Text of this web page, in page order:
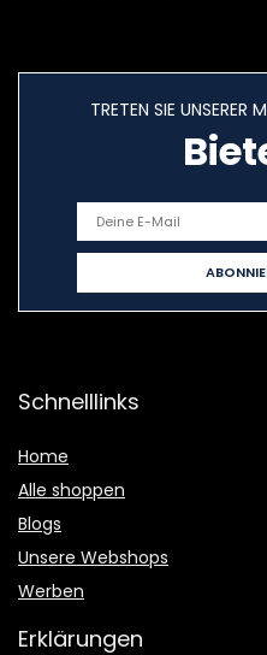
TRETEN SIE UNSERER
Schnelllinks
Home
Alle shoppen
Blogs
Unsere Webshops
Werben
Erklärungen